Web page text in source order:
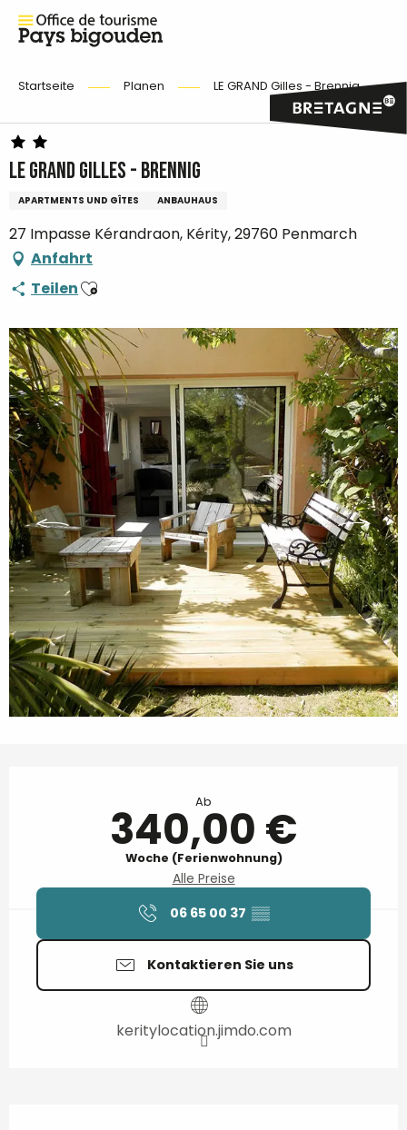
Startseite Planen LE GRAND Gilles - Brennig
LE GRAND Gilles - Brennig
APARTMENTS UND GÎTES ANBAUHAUS
27 Impasse Kérandraon, Kérity, 29760 Penmarch
Anfahrt
TeilenAjouter aux favoris
Ab
340,00 €
Woche (Ferienwohnung)
Alle Preise
06 65 00 37 ▒▒
Kontaktieren Sie uns
keritylocation.jimdo.com